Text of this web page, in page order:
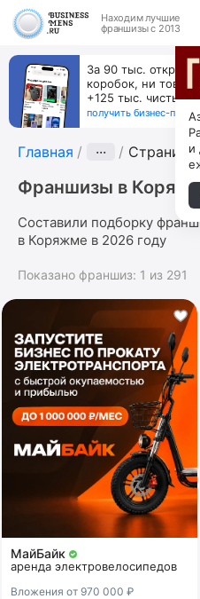
Находим лучшие
франшизы с 2013
За 90 тыс. открой
коробок, ни
+125 тыс. чистыми
получить бизнес-план
Главная ··· Страница
Франшизы в
Составили подборку
в Коряжме в 2026 году
Показано франшиз: 1 из 291
МайБайк
аренда электровелосипедов
Вложения от 970 000 ₽
и